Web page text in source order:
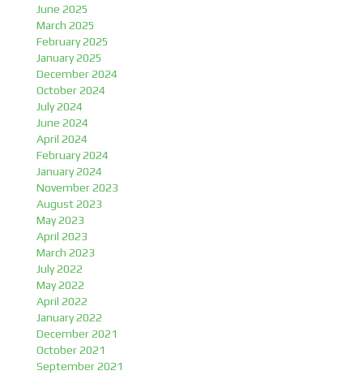
June 2025
March 2025
February 2025
January 2025
December 2024
October 2024
July 2024
June 2024
April 2024
February 2024
January 2024
November 2023
August 2023
May 2023
April 2023
March 2023
July 2022
May 2022
April 2022
January 2022
December 2021
October 2021
September 2021